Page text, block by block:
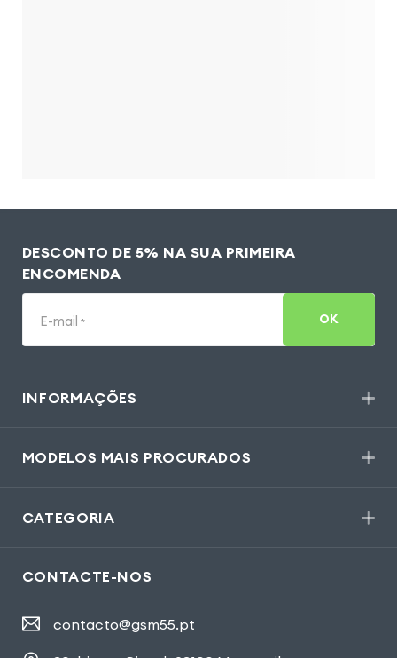
DESCONTO DE 5% NA SUA PRIMEIRA
ENCOMENDA
E-mail * OK
INFORMAÇÕES
MODELOS MAIS PROCURADOS
CATEGORIA
CONTACTE-NOS
contacto@gsm55.pt